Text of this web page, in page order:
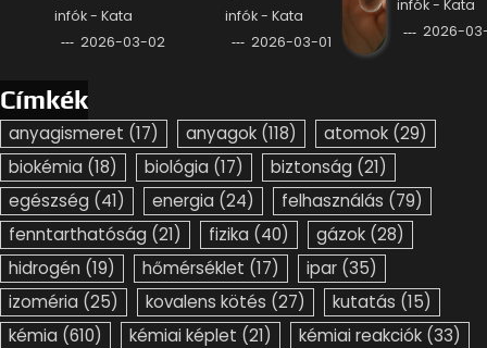
infók - Kata
2026-03-02
infók - Kata
2026-03-01
infók - Kata
2026-
Címkék
anyagismeret (17) anyagok (118) atomok (29)
biokémia (18) biológia (17) biztonság (21)
egészség (41) energia (24) felhasználás (79)
fenntarthatóság (21) fizika (40) gázok (28)
hidrogén (19) hőmérséklet (17) ipar (35)
izoméria (25) kovalens kötés (27) kutatás (15)
kémia (610) kémiai képlet (21) kémiai reakciók (33)